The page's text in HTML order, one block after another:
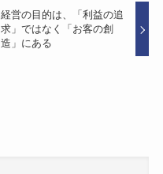
経営の目的は、「利益の追
求」ではなく「お客の創
造」にある